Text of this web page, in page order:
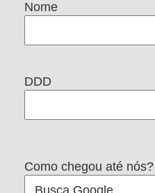
Nome
DDD
Como chegou até nós?